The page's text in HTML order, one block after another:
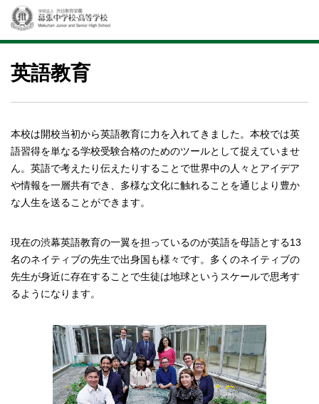
英語教育
本校は開校当初から英語教育に力を入れてきました。本校では英
語習得を単なる学校受験合格のためのツールとして捉えていませ
ん。英語で考えたり伝えたりすることで世界中の人々とアイデア
や情報を一層共有でき、多様な文化に触れることを通じより豊か
な人生を送ることができます。
現在の渋幕英語教育の一翼を担っているのが英語を母語とする13
名のネイティブの先生で出身国も様々です。多くのネイティブの
先生が身近に存在することで生徒は地球というスケールで思考す
るようになります。